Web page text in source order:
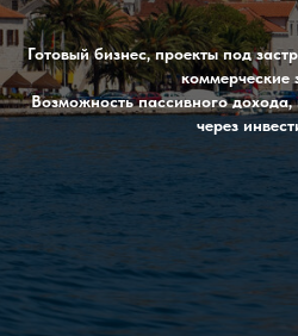
Готовый бизнес, проекты под
коммерческие
Возможность пассивного
через